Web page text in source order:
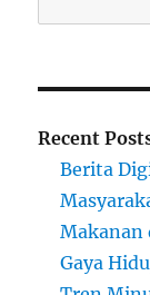
Recent
Berita
Makanan
Gaya